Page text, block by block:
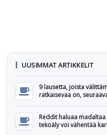
UUSIMMAT ARTIKKELIT
9 lausetta, joista
ratkaisevaa on,
Reddit haluaa
tekoäly voi vähentää